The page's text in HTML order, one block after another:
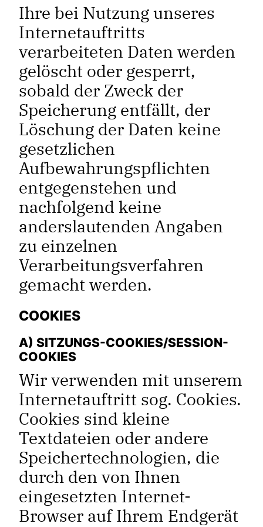
Ihre bei Nutzung unseres
Internetauftritts
verarbeiteten Daten werden
gelöscht oder gesperrt,
sobald der Zweck der
Speicherung entfällt, der
Löschung der Daten keine
gesetzlichen
Aufbewahrungspflichten
entgegenstehen und
nachfolgend keine
anderslautenden Angaben
zu einzelnen
Verarbeitungsverfahren
gemacht werden.
COOKIES
A) SITZUNGS-COOKIES/SESSION-
COOKIES
Wir verwenden mit unserem
Internetauftritt sog. Cookies.
Cookies sind kleine
Textdateien oder andere
Speichertechnologien, die
durch den von Ihnen
eingesetzten Internet-
Browser auf Ihrem Endgerät